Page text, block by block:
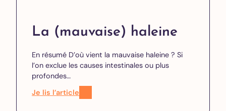
La (mauvaise) haleine
En résumé D’où vient la mauvaise haleine ? Si
l’on exclue les causes intestinales ou plus
profondes…
Je lis l’article